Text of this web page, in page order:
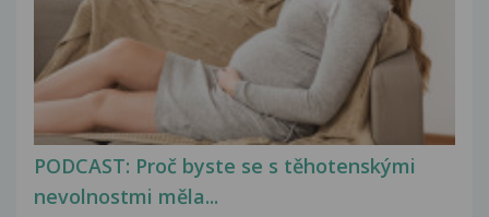
PODCAST: Proč byste se s těhotenskými
nevolnostmi měla...